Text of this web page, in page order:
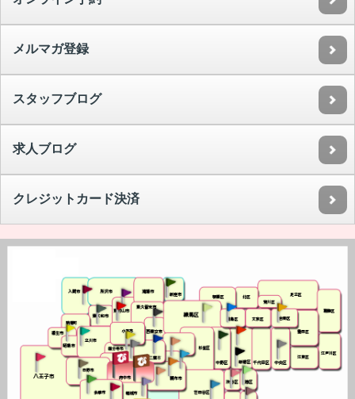
メルマガ登録
スタッフブログ
求人ブログ
クレジットカード決済